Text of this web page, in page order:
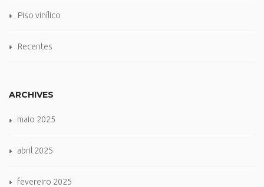
Piso vinílico
Recentes
ARCHIVES
maio 2025
abril 2025
fevereiro 2025